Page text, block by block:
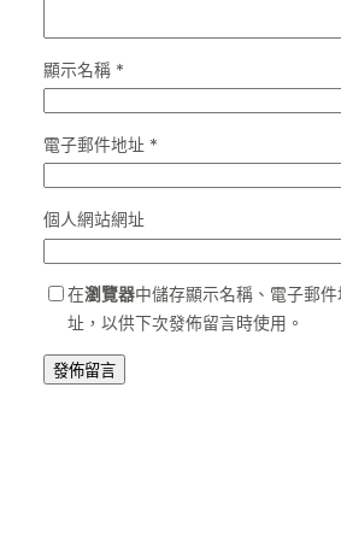
顯示名稱 *
電子郵件地址 *
個人網站網址
在瀏覽器中儲存顯示名稱、電子郵
址，以供下次發佈留言時使用。